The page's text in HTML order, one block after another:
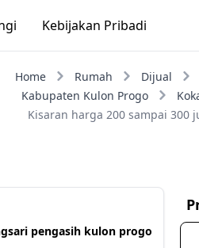
Kebijakan Pribadi
Home Rumah Dijual
Kabupaten Kulon Progo
Kisaran harga 200 sampai 300
pengasih kulon progo